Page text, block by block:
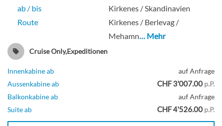
ab / bis
Kirkenes / Skandinavien
Route
Kirkenes / Berlevag /
Mehamn… Mehr
Cruise Only,Expeditionen
Innenkabine ab
auf Anfrage
Aussenkabine ab
CHF 3'007.00 p.P.
Balkonkabine ab
auf Anfrage
Suite ab
CHF 4'526.00 p.P.